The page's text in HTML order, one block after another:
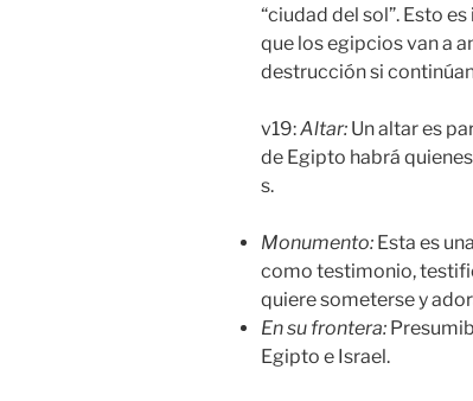
“ciudad del sol”. Esto
que los egipcios van a
destrucción si
v19:Altar: Un altar es
de Egipto habrá
s.
Monumento: Esta es
como testimonio,
quiere someterse y
En su frontera:
Egipto e Israel.